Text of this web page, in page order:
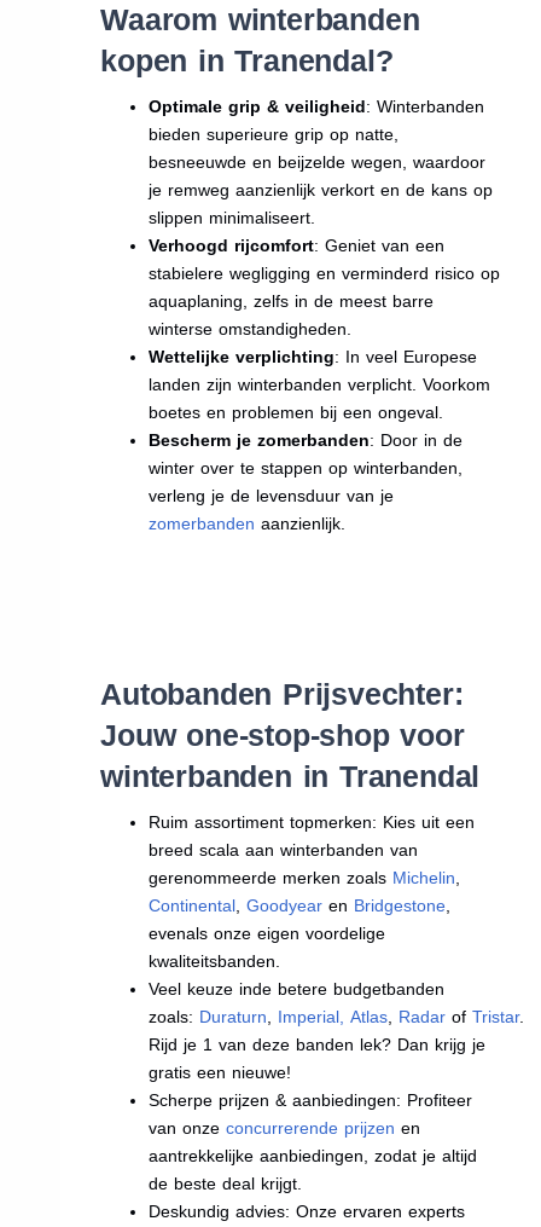
Waarom winterbanden
kopen in Tranendal?
Optimale grip & veiligheid: Winterbanden
bieden superieure grip op natte,
besneeuwde en beijzelde wegen, waardoor
je remweg aanzienlijk verkort en de kans op
slippen minimaliseert.
Verhoogd rijcomfort: Geniet van een
stabielere wegligging en verminderd risico op
aquaplaning, zelfs in de meest barre
winterse omstandigheden.
Wettelijke verplichting: In veel Europese
landen zijn winterbanden verplicht. Voorkom
boetes en problemen bij een ongeval.
Bescherm je zomerbanden: Door in de
winter over te stappen op winterbanden,
verleng je de levensduur van je
zomerbanden aanzienlijk.
Autobanden Prijsvechter:
Jouw one-stop-shop voor
winterbanden in Tranendal
Ruim assortiment topmerken: Kies uit een
breed scala aan winterbanden van
gerenommeerde merken zoals Michelin
Continental ,Goodyear en Bridgestone
evenals onze eigen voordelige
kwaliteitsbanden.
Veel keuze inde betere budgetbanden
zoals: Duraturn Imperial Atlas Radar ofTristar.
Rijd je 1 van deze banden lek? Dan krijg je
gratis een nieuwe!
Scherpe prijzen & aanbiedingen: Profiteer
van onzeconcurrerende prijzen en
aantrekkelijke aanbiedingen, zodat je altijd
de beste deal krijgt.
Deskundig advies: Onze ervaren experts